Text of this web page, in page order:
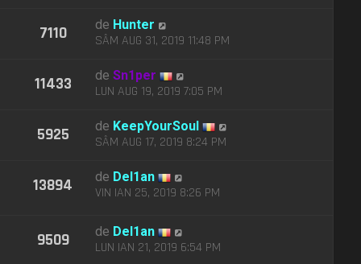
7110 de Hunter
SÂM AUG 31, 2019 11:48 PM
11433 deSn1per
LUN AUG 19, 2019 7:05 PM
5925 de KeepYourSoul
SÂM AUG 17, 2019 8:24 PM
13894 de Del1an
VIN IAN 25, 2019 8:26 PM
9509 de Del1an
LUN IAN 21, 2019 6:54 PM